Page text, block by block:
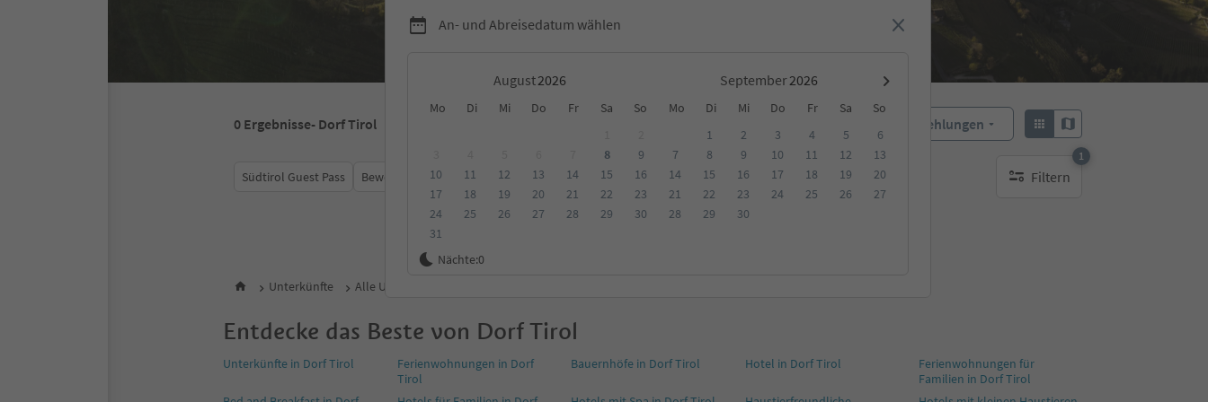
An- und Abreisedatum wählen
August September
Mo Di Mi Do Fr Sa So Mo Di Mi Do Fr Sa
So
8
9
10
11 12 13 14 15
16
17
18 19 20 21 22
23
24
25 26 27 28 29
30
31
1 2 3 4 5
6
7
8 9 10 11 12
13
14
15 16 17 18 19
20
21
22 23 24 25 26
27
28
29 30
Nächte:0
0 Ergebnisse- Dorf Tirol Empfehlungen
Südtirol Guest Pass Bewertungen Kategorie Verpflegungsart Nachhaltige Unterkunft Filtern
1
1 aktiver Filter
Unterkünfte Alle Unterkünfte in Dorf Tirol
Entdecke das Beste von Dorf Tirol
Unterkünfte in Dorf Tirol
Ferienwohnungen in Dorf
Tirol
Bauernhöfe in Dorf Tirol Hotel in Dorf Tirol
Ferienwohnungen für
Familien in Dorf Tirol